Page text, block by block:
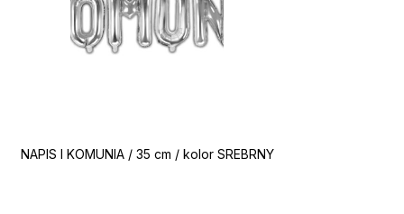
NAPIS I KOMUNIA / 35 cm / kolor SREBRNY